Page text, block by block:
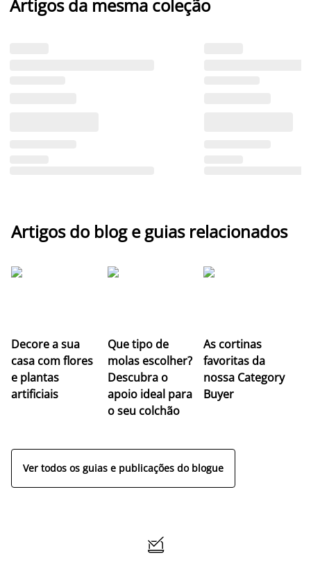
Artigos da mesma coleção
Artigos do blog e guias relacionados
Decore a sua
casa com flores
e plantas
artificiais
Que tipo de
molas escolher?
Descubra o
apoio ideal para
o seu colchão
As cortinas
favoritas da
nossa Category
Buyer
Ver todos os guias e publicações do blogue
